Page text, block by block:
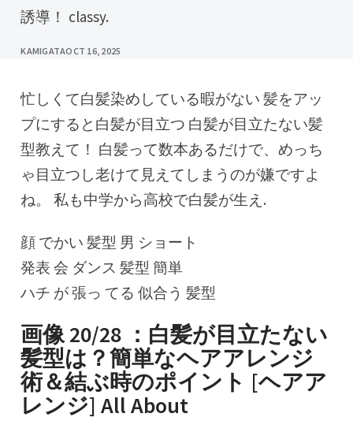
誘導！ classy.
KAMIGATAOCT 16, 2025
忙しくて白髪染めしている暇がない 髪をアッ
プにすると白髪が目立つ 白髪が目立たない髪
型教えて！ 白髪って数本あるだけで、めっち
ゃ目立つし老けて見えてしまうのが嫌ですよ
ね。 私も中学から高校で白髪が生え.
顔 でかい 髪型 男 ショート
発表 会 ダンス 髪型 簡単
ハチ が 張っ てる 似合う 髪型
画像 20/28 ：白髪が目立たない
髪型は？簡単なヘアアレンジ
術＆結ぶ時のポイント [ヘアア
レンジ] All About